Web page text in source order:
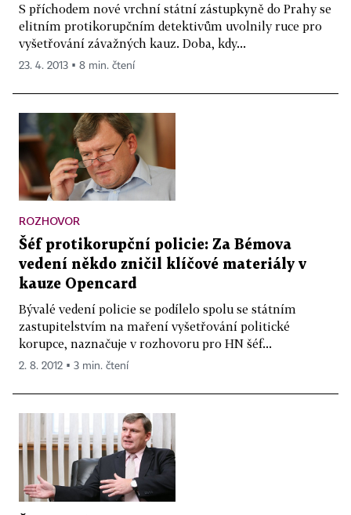
S příchodem nové vrchní státní zástupkyně do Prahy se
elitním protikorupčním detektivům uvolnily ruce pro
vyšetřování závažných kauz. Doba, kdy...
23. 4. 2013 ▪ 8 min. čtení
ROZHOVOR
Šéf protikorupční policie: Za Bémova
vedení někdo zničil klíčové materiály v
kauze Opencard
Bývalé vedení policie se podílelo spolu se státním
zastupitelstvím na maření vyšetřování politické
korupce, naznačuje v rozhovoru pro HN šéf...
2. 8. 2012 ▪ 3 min. čtení